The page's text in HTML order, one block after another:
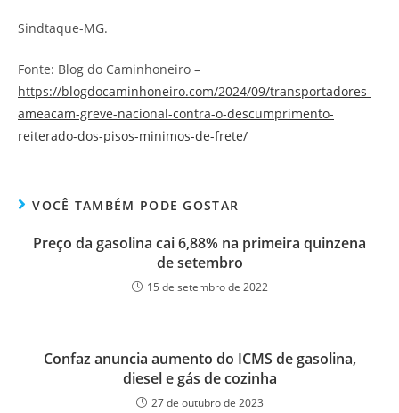
Sindtaque-MG.
Fonte: Blog do Caminhoneiro –
https://blogdocaminhoneiro.com/2024/09/transportadores-
ameacam-greve-nacional-contra-o-descumprimento-
reiterado-dos-pisos-minimos-de-frete/
VOCÊ TAMBÉM PODE GOSTAR
Preço da gasolina cai 6,88% na primeira quinzena
de setembro
15 de setembro de 2022
Confaz anuncia aumento do ICMS de gasolina,
diesel e gás de cozinha
27 de outubro de 2023